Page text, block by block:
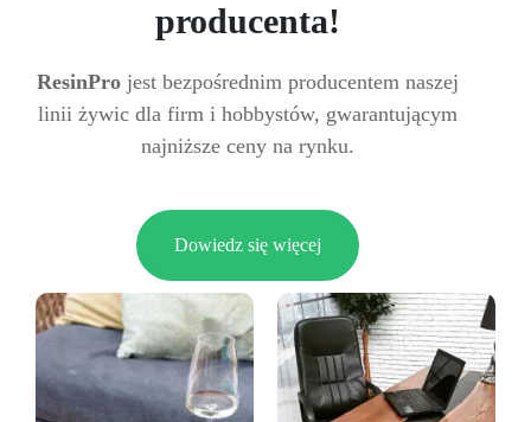
producenta!
ResinPro jest bezpośrednim producentem naszej
linii żywic dla firm i hobbystów, gwarantującym
najniższe ceny na rynku.
Dowiedz się więcej